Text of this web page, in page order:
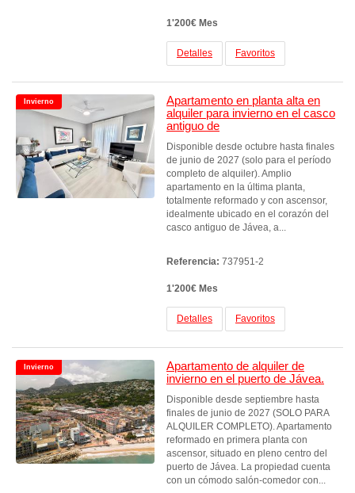
1'200€ Mes
Detalles Favoritos
Invierno
Apartamento en planta alta en
alquiler para invierno en el casco
antiguo de
Disponible desde octubre hasta finales
de junio de 2027 (solo para el período
completo de alquiler). Amplio
apartamento en la última planta,
totalmente reformado y con ascensor,
idealmente ubicado en el corazón del
casco antiguo de Jávea, a...
Referencia: 737951-2
1'200€ Mes
Detalles Favoritos
Invierno
Apartamento de alquiler de
invierno en el puerto de Jávea.
Disponible desde septiembre hasta
finales de junio de 2027 (SOLO PARA
ALQUILER COMPLETO). Apartamento
reformado en primera planta con
ascensor, situado en pleno centro del
puerto de Jávea. La propiedad cuenta
con un cómodo salón-comedor con...